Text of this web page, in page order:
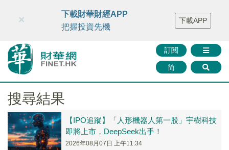
財華智庫網 FINTV FINMETA 財華證券 媒體矩陣
智庫沙龍
聯絡我們
訂閱
简
×
下載財華財經APP
把握投資先機
下載APP
搜尋結果
【IPO追蹤】「人形機器人第一股」宇樹科技
即將上市，DeepSeek出手！
2026年08月07日 上午11:34